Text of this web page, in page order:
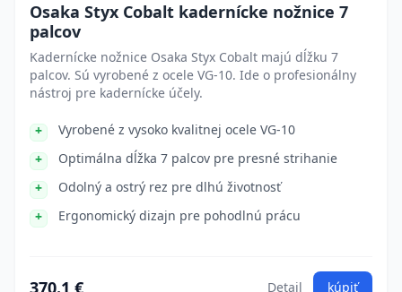
Osaka Styx Cobalt kadernícke nožnice 7
palcov
Kadernícke nožnice Osaka Styx Cobalt majú dĺžku 7
palcov. Sú vyrobené z ocele VG-10. Ide o profesionálny
nástroj pre kadernícke účely.
Vyrobené z vysoko kvalitnej ocele VG-10
Optimálna dĺžka 7 palcov pre presné strihanie
Odolný a ostrý rez pre dlhú životnosť
Ergonomický dizajn pre pohodlnú prácu
370.1 € Detail kúpiť